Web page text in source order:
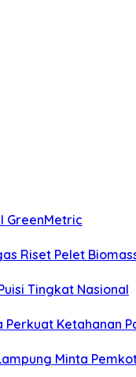
GreenMetric
Riset Pelet
Tingkat Nasional
Ketahanan
Minta